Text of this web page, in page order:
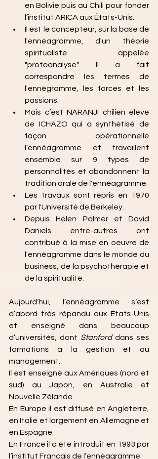
en Bolivie puis au Chili pour fonder
l’institut ARICA aux États-Unis.
Il est le concepteur, sur la base de
l'ennéagramme, d'un théorie
spiritualiste appelée
"protoanalyse". Il a fait
correspondre les termes de
l'ennégramme, les forces et les
passions.
Mais c’est NARANJI chilien élève
de ICHAZO qui a synthétisé de
façon opérationnelle
l’ennéagramme et travaillent
ensemble sur 9 types de
personnalités et abandonnent la
tradition orale de l'ennéagramme.
Les travaux sont repris en 1970
par l'Université de Berkeley.
Depuis Helen Palmer et David
Daniels entre-autres ont
contribué à la mise en oeuvre de
l'ennéagramme dans le monde du
business, de la psychothérapie et
de la spiritualité.
Aujourd’hui, l’ennéagramme s’est
d’abord très répandu aux États-Unis
et enseigné dans beaucoup
d’universités, dont Stanford dans ses
formations à la gestion et au
management.
Il est enseigné aux Amériques (nord et
sud) au Japon, en Australie et
Nouvelle Zélande.
En Europe il est diffusé en Angleterre,
en Italie et largement en Allemagne et
en Espagne.
En France il a été introduit en 1993 par
l’institut Français de l’ennéagramme.